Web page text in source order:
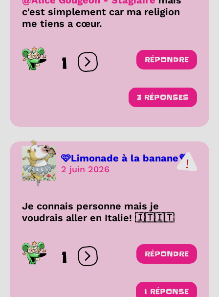
c'est simplement car ma religion
me tiens a cœur.
1 Ouvrir les réactions
RÉPONDRE
3 RÉPONSES
🩷Limonade à la banane💜
2 juin 2026
Je connais personne mais je
voudrais aller en Italie! 🇮🇹🇮🇹
1 Ouvrir les réactions
RÉPONDRE
1 RÉPONSE